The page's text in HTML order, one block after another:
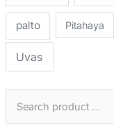
palto Pitahaya
Uvas